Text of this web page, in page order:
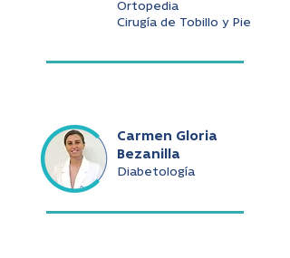
Ortopedia
Cirugía de Tobillo y Pie
Carmen Gloria
Bezanilla
Diabetología